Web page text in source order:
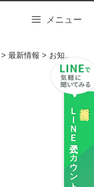
ＬＩＮＥ
公式アカウント
メニュー
> 最新情報 > お知らせ >